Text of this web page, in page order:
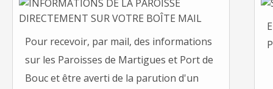
Pour recevoir, par mail, des informations
sur les Paroisses de Martigues et Port de
Bouc et être averti de la parution d'un